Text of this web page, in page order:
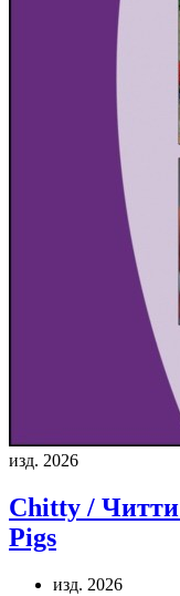
изд. 2026
Chitty / Читти
Pigs
изд. 2026